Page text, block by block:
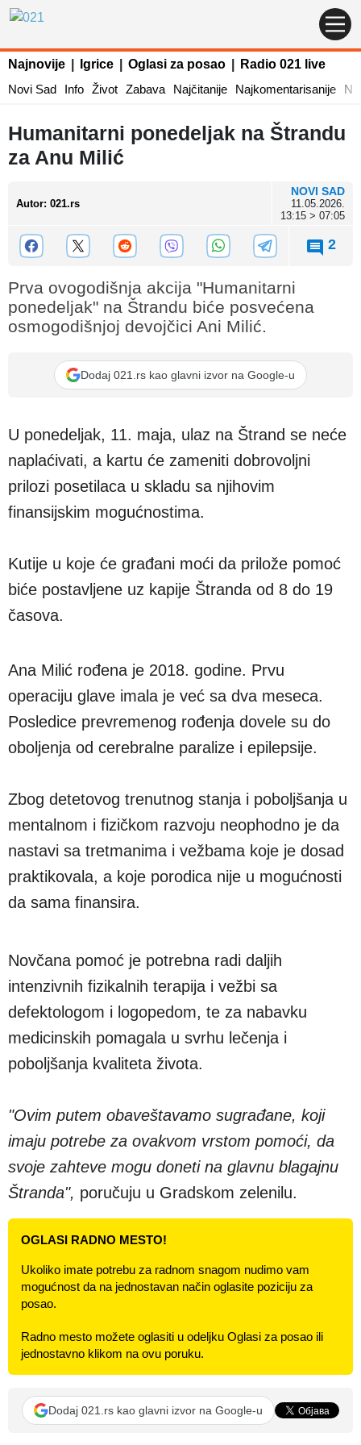
Najnovije Igrice Oglasi za posao
Radio 021 live
Novi Sad
Info Život Zabava Najčitanije Najkomentarisanije
Humanitarni ponedeljak na Štrandu
za Anu Milić
Autor: 021.rs
NOVI SAD
11.05.2026.
13:15 > 07:05
2
Prva ovogodišnja akcija "Humanitarni
ponedeljak" na Štrandu biće posvećena
osmogodišnjoj devojčici Ani Milić.
Dodaj 021.rs kao glavni izvor na Google-u
U ponedeljak, 11. maja, ulaz na Štrand se neće
naplaćivati, a kartu će zameniti dobrovoljni
prilozi posetilaca u skladu sa njihovim
finansijskim mogućnostima.
Kutije u koje će građani moći da prilože pomoć
biće postavljene uz kapije Štranda od 8 do 19
časova.
Ana Milić rođena je 2018. godine. Prvu
operaciju glave imala je već sa dva meseca.
Posledice prevremenog rođenja dovele su do
oboljenja od cerebralne paralize i epilepsije.
Zbog detetovog trenutnog stanja i poboljšanja u
mentalnom i fizičkom razvoju neophodno je da
nastavi sa tretmanima i vežbama koje je dosad
praktikovala, a koje porodica nije u mogućnosti
da sama finansira.
Novčana pomoć je potrebna radi daljih
intenzivnih fizikalnih terapija i vežbi sa
defektologom i logopedom, te za nabavku
medicinskih pomagala u svrhu lečenja i
poboljšanja kvaliteta života.
"Ovim putem obaveštavamo sugrađane, koji
imaju potrebe za ovakvom vrstom pomoći, da
svoje zahteve mogu doneti na glavnu blagajnu
Štranda", poručuju u Gradskom zelenilu.
OGLASI RADNO MESTO!
Ukoliko imate potrebu za radnom snagom nudimo vam
mogućnost da na jednostavan način oglasite poziciju za
posao.
Radno mesto možete oglasiti u odeljku Oglasi za posao ili
jednostavno klikom na ovu poruku.
Dodaj 021.rs kao glavni izvor na Google-u